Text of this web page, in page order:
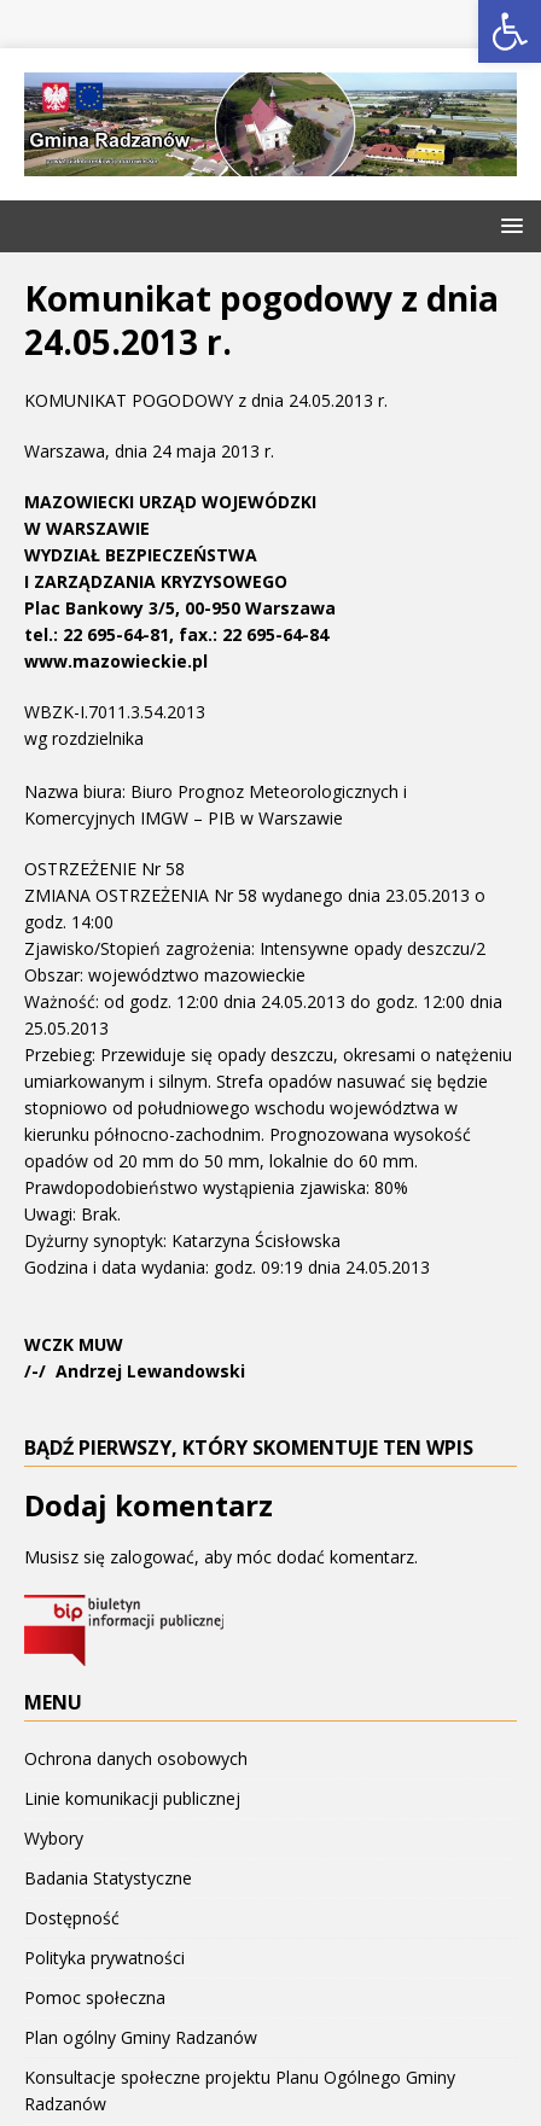
Komunikat pogodowy z dnia
24.05.2013 r.
KOMUNIKAT POGODOWY z dnia 24.05.2013 r.
Warszawa, dnia 24 maja 2013 r.
MAZOWIECKI URZĄD WOJEWÓDZKI
W WARSZAWIE
WYDZIAŁ BEZPIECZEŃSTWA
I ZARZĄDZANIA KRYZYSOWEGO
Plac Bankowy 3/5, 00-950 Warszawa
tel.: 22 695-64-81, fax.: 22 695-64-84
www.mazowieckie.pl
WBZK-I.7011.3.54.2013
wg rozdzielnika
Nazwa biura: Biuro Prognoz Meteorologicznych i
Komercyjnych IMGW – PIB w Warszawie
OSTRZEŻENIE Nr 58
ZMIANA OSTRZEŻENIA Nr 58 wydanego dnia 23.05.2013 o
godz. 14:00
Zjawisko/Stopień zagrożenia: Intensywne opady deszczu/2
Obszar: województwo mazowieckie
Ważność: od godz. 12:00 dnia 24.05.2013 do godz. 12:00 dnia
25.05.2013
Przebieg: Przewiduje się opady deszczu, okresami o natężeniu
umiarkowanym i silnym. Strefa opadów nasuwać się będzie
stopniowo od południowego wschodu województwa w
kierunku północno-zachodnim. Prognozowana wysokość
opadów od 20 mm do 50 mm, lokalnie do 60 mm.
Prawdopodobieństwo wystąpienia zjawiska: 80%
Uwagi: Brak.
Dyżurny synoptyk: Katarzyna Ścisłowska
Godzina i data wydania: godz. 09:19 dnia 24.05.2013
WCZK MUW
/-/ Andrzej Lewandowski
BĄDŹ PIERWSZY, KTÓRY SKOMENTUJE TEN WPIS
Dodaj komentarz
Musisz się zalogować, aby móc dodać komentarz.
MENU
Ochrona danych osobowych
Linie komunikacji publicznej
Wybory
Badania Statystyczne
Dostępność
Polityka prywatności
Pomoc społeczna
Plan ogólny Gminy Radzanów
Konsultacje społeczne projektu Planu Ogólnego Gminy
Radzanów